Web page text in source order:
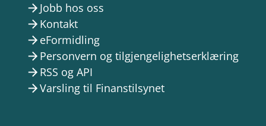
arrow_forward Jobb hos oss
arrow_forward Kontakt
arrow_forward eFormidling
arrow_forward Personvern og tilgjengelighetserklæring
arrow_forward RSS og API
arrow_forwardVarsling til Finanstilsynet